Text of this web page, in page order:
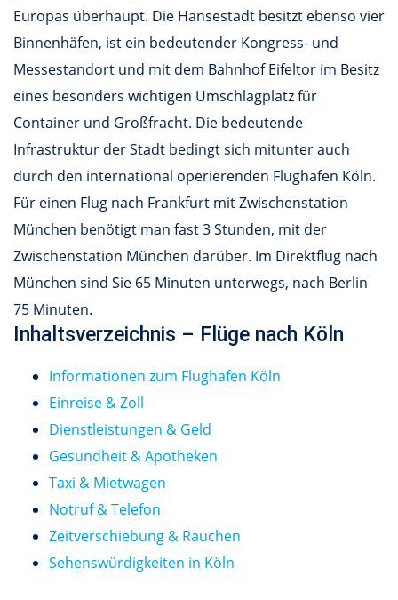
Europas überhaupt. Die Hansestadt besitzt ebenso vier
Binnenhäfen, ist ein bedeutender Kongress- und
Messestandort und mit dem Bahnhof Eifeltor im Besitz
eines besonders wichtigen Umschlagplatz für
Container und Großfracht. Die bedeutende
Infrastruktur der Stadt bedingt sich mitunter auch
durch den international operierenden Flughafen Köln.
Für einen Flug nach Frankfurt mit Zwischenstation
München benötigt man fast 3 Stunden, mit der
Zwischenstation München darüber. Im Direktflug nach
München sind Sie 65 Minuten unterwegs, nach Berlin
75 Minuten.
Inhaltsverzeichnis – Flüge nach Köln
Informationen zum Flughafen Köln
Einreise & Zoll
Dienstleistungen & Geld
Gesundheit & Apotheken
Taxi & Mietwagen
Notruf & Telefon
Zeitverschiebung & Rauchen
Sehenswürdigkeiten in Köln